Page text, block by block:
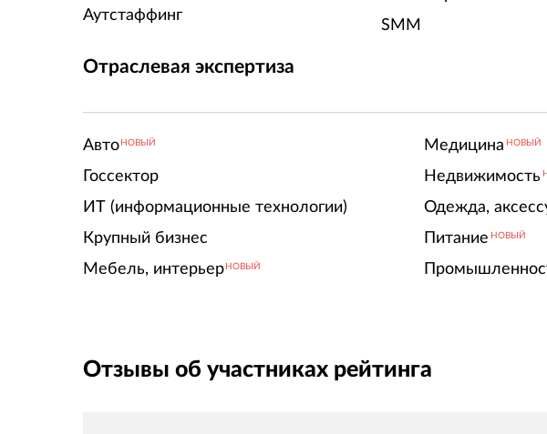
Аутстаффинг
SMM
Отраслевая экспертиза
Авто НОВЫЙ
Госсектор
ИТ (информационные технологии)
Крупный бизнес
Мебель, интерьер НОВЫЙ
Медицина НОВЫЙ
Недвижимость
Одежда,
Питание НОВЫЙ
Отзывы об участниках рейтинга